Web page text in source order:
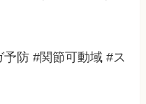
防 #関節可動域 #ス